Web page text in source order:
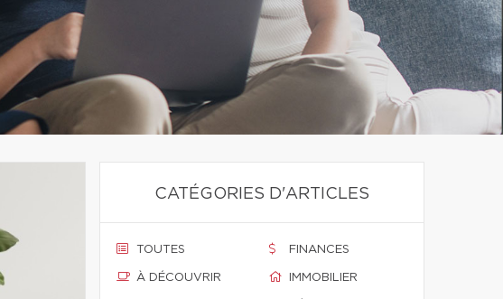
CATÉGORIES D'ARTICLES
TOUTES
À DÉCOUVRIR
FINANCES
IMMOBILIER